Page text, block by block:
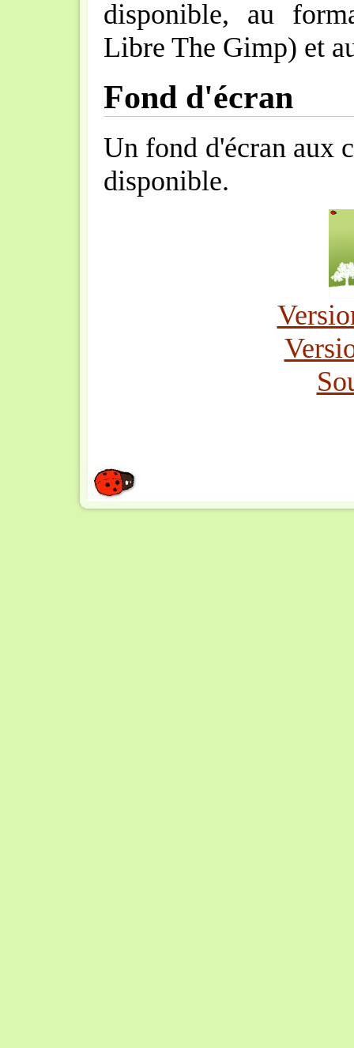
disponible, au
Libre The Gimp) et
Fond d'écran
Un fond d'écran aux
disponible.